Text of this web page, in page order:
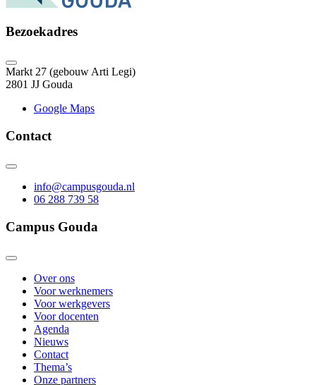
Bezoekadres
Markt 27 (gebouw Arti Legi)
2801 JJ Gouda
Google Maps
Contact
info@campusgouda.nl
06 288 739 58
Campus Gouda
Over ons
Voor werknemers
Voor werkgevers
Voor docenten
Agenda
Nieuws
Contact
Thema’s
Onze partners